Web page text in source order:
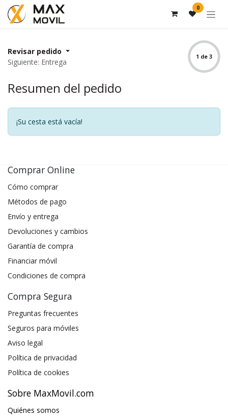
Ir al contenido 0
Revisar pedido
Siguiente: Entrega
1 de 3
Resumen del pedido
¡Su cesta está vacía!
Comprar Online
Cómo comprar
Métodos de pago
Envío y entrega
Devoluciones y cambios
Garantía de compra
Financiar móvil
Condiciones de compra
Compra Segura
Preguntas frecuentes
Seguros para móviles
Aviso legal
Política de privacidad
Política de cookies
Sobre MaxMovil.com
Quiénes somos